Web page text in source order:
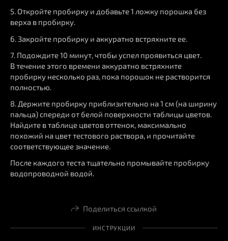
5. Откройте пробирку и добавьте 1 ложку порошка без
верха в пробирку.
6. Закройте пробирку и аккуратно встряхните ее.
7. Подождите 10 минут, чтобы успел проявиться цвет.
В течение этого времени аккуратно встряхните
пробирку несколько раз, пока порошок не растворится
полностью.
8. Держите пробирку приблизительно на 1 см (на ширину
пальца) спереди от белой поверхности таблицы цветов.
Найдите в таблице цветов оттенок, максимально
похожий на цвет тестового раствора, и прочитайте
соответствующее значение.
После каждого теста тщательно промывайте пробирку
водопроводной водой.
Поделиться ссылкой
ИНСТРУКЦИИ